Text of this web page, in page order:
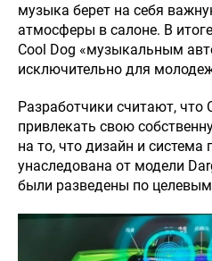
музыка берет на себя
атмосферы в салоне. В
Cool Dog «музыкальным
исключительно для
Разработчики считают, что
привлекать свою
на то, что дизайн и
унаследована от модели
были разведены по